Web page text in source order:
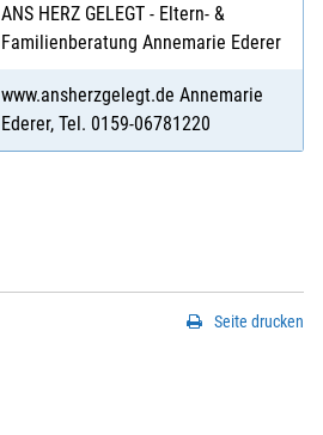
ANS HERZ GELEGT - Eltern- &
Familienberatung Annemarie Ederer
www.ansherzgelegt.de Annemarie
Ederer, Tel. 0159-06781220
Seite drucken